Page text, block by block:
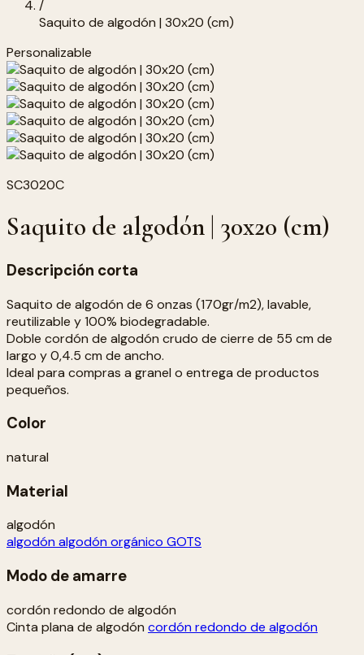
/
Saquito de algodón | 30x20 (cm)
Personalizable
SC3020C
Saquito de algodón | 30x20 (cm)
Descripción corta
Saquito de algodón de 6 onzas (170gr/m2), lavable,
reutilizable y 100% biodegradable.
Doble cordón de algodón crudo de cierre de 55 cm de
largo y 0,4.5 cm de ancho.
Ideal para compras a granel o entrega de productos
pequeños.
Color
natural
Material
algodón
algodón algodón orgánico GOTS
Modo de amarre
cordón redondo de algodón
Cinta plana de algodón cordón redondo de algodón